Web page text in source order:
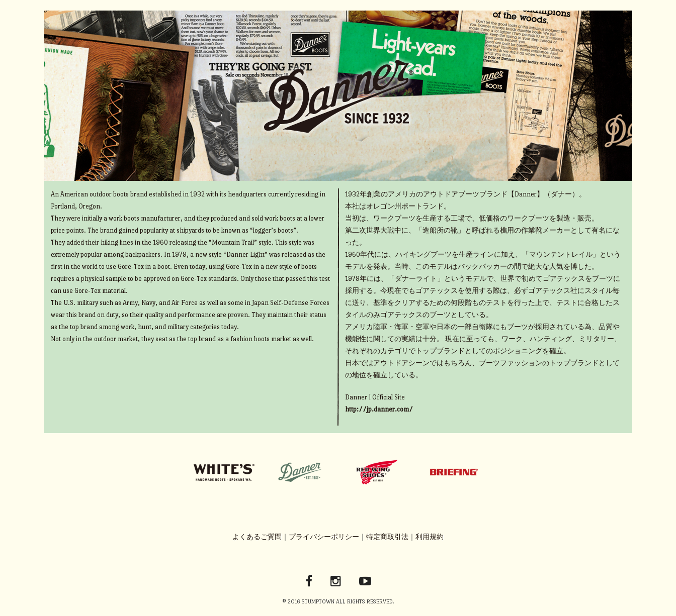
An American outdoor boots brand established in 1932 with its headquarters currently residing in
Portland, Oregon.
They were initially a work boots manufacturer, and they produced and sold work boots at a lower
price points. The brand gained popularity at shipyards to be known as “logger’s boots”.
They added their hiking lines in the 1960 releasing the “Mountain Trail” style. This style was
extremely popular among backpackers. In 1979, a new style “Danner Light” was released as the
first in the world to use Gore-Tex in a boot. Even today, using Gore-Tex in a new style of boots
requires a physical sample to be approved on Gore-Tex standards. Only those that passed this test
can use Gore-Tex material.
The U.S. military such as Army, Navy, and Air Force as well as some in Japan Self-Defense Forces
wear this brand on duty, so their quality and performance are proven. They maintain their status
as the top brand among work, hunt, and military categories today.
Not only in the outdoor market, they seat as the top brand as a fashion boots market as well.
1932年創業のアメリカのアウトドアブーツブランド【Danner】（ダナー）。
本社はオレゴン州ポートランド。
当初は、ワークブーツを生産する工場で、低価格のワークブーツを製造・販売。
第二次世界大戦中に、「造船所の靴」と呼ばれる樵用の作業靴メーカーとして有名にな
った。
1960年代には、ハイキングブーツを生産ラインに加え、「マウンテントレイル」という
モデルを発表。当時、このモデルはバックパッカーの間で絶大な人気を博した。
1979年には、「ダナーライト」というモデルで、世界で初めてゴアテックスをブーツに
採用する。今現在でもゴアテックスを使用する際は、必ずゴアテックス社にスタイル毎
に送り、基準をクリアするための何段階ものテストを行った上で、テストに合格したス
タイルのみゴアテックスのブーツとしている。
アメリカ陸軍・海軍・空軍や日本の一部自衛隊にもブーツが採用されている為、品質や
機能性に関しての実績は十分。 現在に至っても、ワーク、ハンティング、ミリタリー、
それぞれのカテゴリでトップブランドとしてのポジショニングを確立。
日本ではアウトドアシーンではもちろん、ブーツファッションのトップブランドとして
の地位を確立している。
Danner | Official Site
http://jp.danner.com/
よくあるご質問 プライバシーポリシー 特定商取引法 利用規約
© 2016 STUMPTOWN ALL RIGHTS RESERVED.